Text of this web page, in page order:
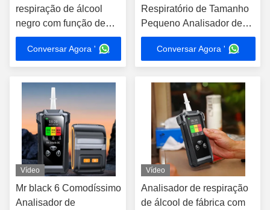
respiração de álcool
negro com função de
impressora 200000
registos de teste
Conversar Agora '
Respiratório de Tamanho
Pequeno Analisador de
Alcool no Sangue Pessoal
LeveConversar Agora '
Vídeo
Mr black 6 Comodíssimo
Analisador de
Vídeo
Analisador de respiração
de álcool de fábrica com